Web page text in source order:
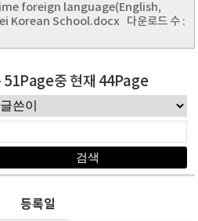
foreign language(English,
Korean School.docx 다운로드 수 :
51Page중 현재 44Page
등록일